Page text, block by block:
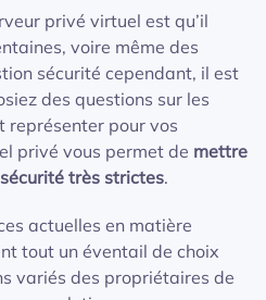
privé virtuel est qu’il
voire même des
sécurité cependant, il est
des questions sur les
représenter pour vos
privé vous permet de mettre
très strictes.
actuelles en matière
tout un éventail de choix
variés des propriétaires de